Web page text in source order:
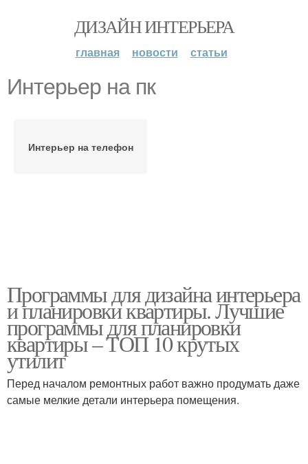
ДИЗАЙН ИНТЕРЬЕРА
главная новости статьи
Интерьер на пк
Интерьер на телефон
Программы для дизайна интерьера
и планировки квартиры. Лучшие
программы для планировки
квартиры – ТОП 10 крутых
утилит
Перед началом ремонтных работ важно продумать даже
самые мелкие детали интерьера помещения.